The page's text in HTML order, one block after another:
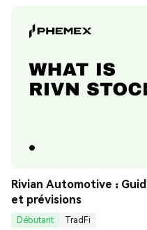
Rivian Automotive :
et prévisions
Débutant
TradFi